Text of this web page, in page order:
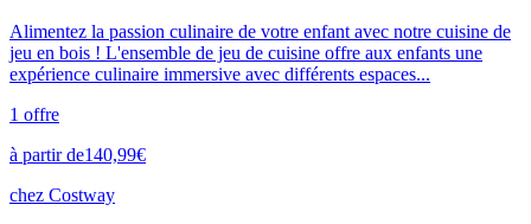
Alimentez la passion culinaire de votre enfant avec notre cuisine de
jeu en bois ! L'ensemble de jeu de cuisine offre aux enfants une
expérience culinaire immersive avec différents espaces...
1 offre
à partir de140,99€
chez Costway